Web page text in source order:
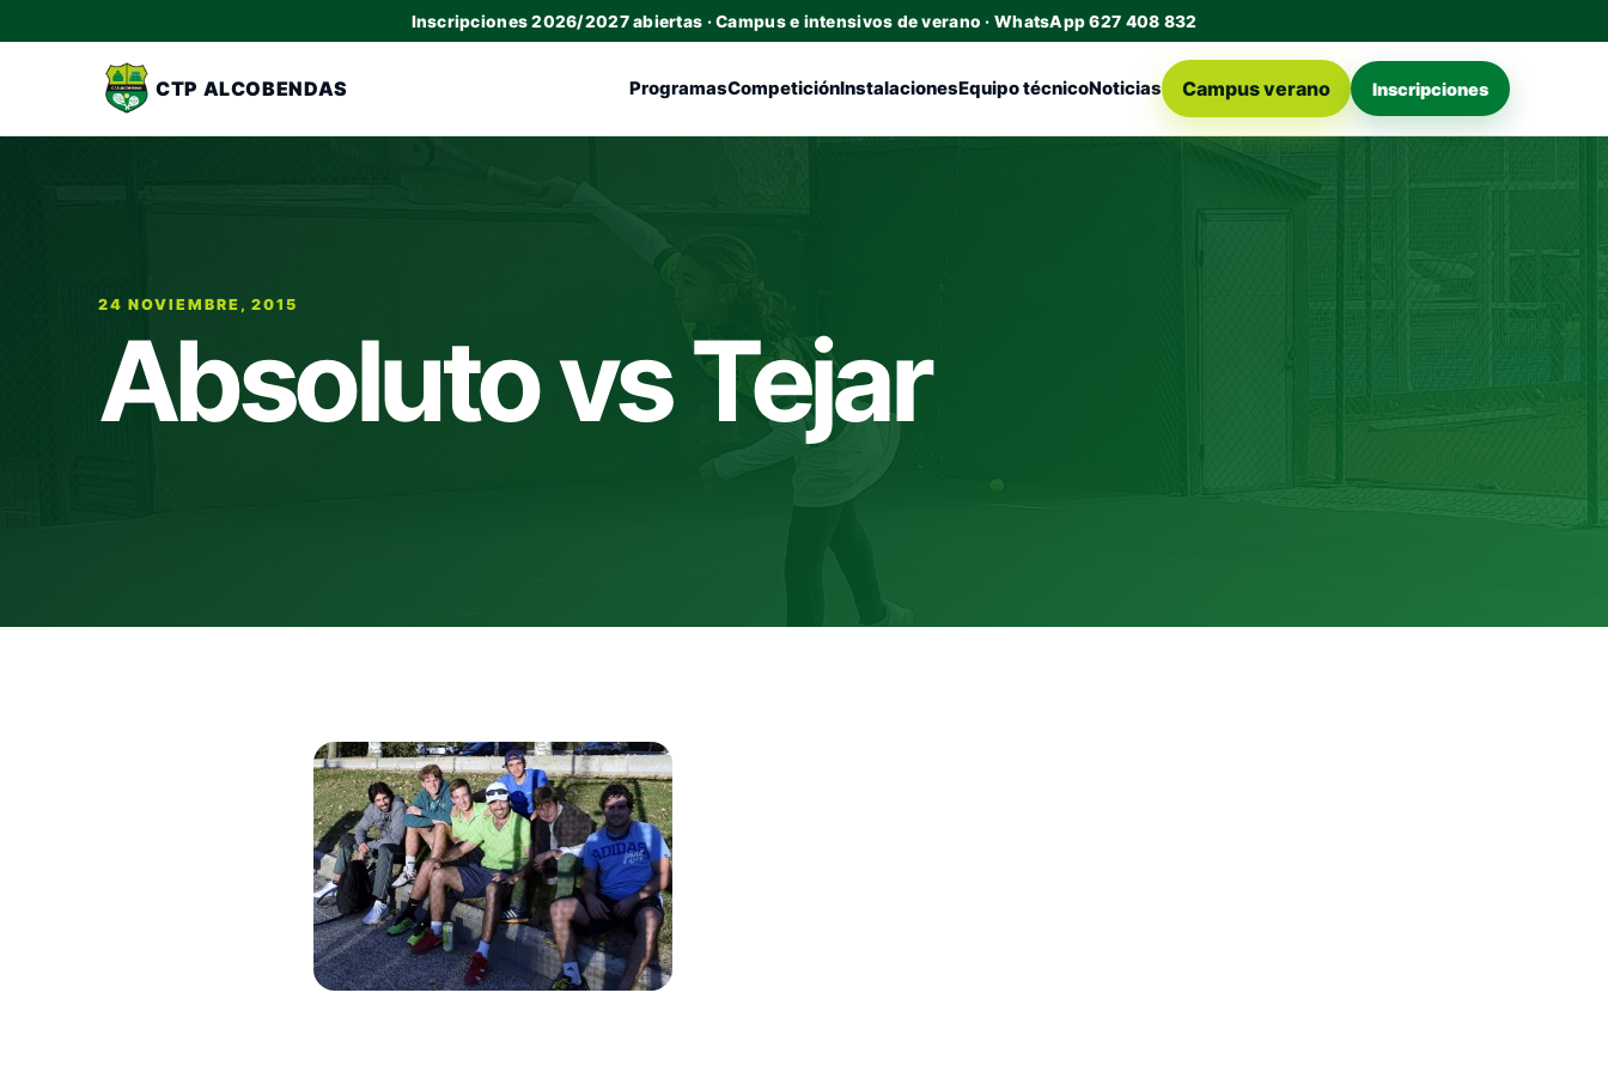
Inscripciones 2026/2027 abiertas · Campus e intensivos de verano · WhatsApp 627 408 832
CTP ALCOBENDAS ProgramasCompeticiónInstalacionesEquipo técnicoNoticias Campus verano Inscripciones
24 NOVIEMBRE, 2015
Absoluto vs Tejar